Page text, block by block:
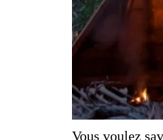
Vous voulez